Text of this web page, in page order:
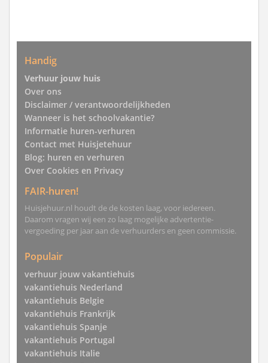
Handig
Verhuur jouw huis
Over ons
Disclaimer / verantwoordelijkheden
Wanneer is het schoolvakantie?
Informatie huren-verhuren
Contact met Huisjetehuur
Blog: huren en verhuren
Over Cookies en Privacy
FAIR-huren!
Huisjehuur.nl houdt de de kosten laag, voor iedereen.
Daarom vragen wij een zo laag mogelijke advertentie-
vergoeding per jaar aan de verhuurders en geen commissie.
Populair
verhuur jouw vakantiehuis
vakantiehuis Nederland
vakantiehuis Belgie
vakantiehuis Frankrijk
vakantiehuis Spanje
vakantiehuis Portugal
vakantiehuis Italie